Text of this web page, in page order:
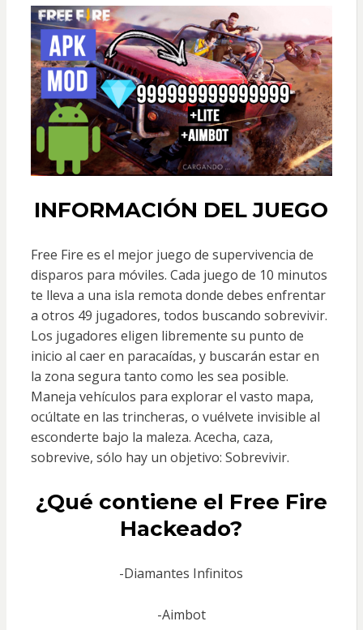
INFORMACIÓN DEL JUEGO
Free Fire es el mejor juego de supervivencia de
disparos para móviles. Cada juego de 10 minutos
te lleva a una isla remota donde debes enfrentar
a otros 49 jugadores, todos buscando sobrevivir.
Los jugadores eligen libremente su punto de
inicio al caer en paracaídas, y buscarán estar en
la zona segura tanto como les sea posible.
Maneja vehículos para explorar el vasto mapa,
ocúltate en las trincheras, o vuélvete invisible al
esconderte bajo la maleza. Acecha, caza,
sobrevive, sólo hay un objetivo: Sobrevivir.
¿Qué contiene el Free Fire
Hackeado?
-Diamantes Infinitos
-Aimbot